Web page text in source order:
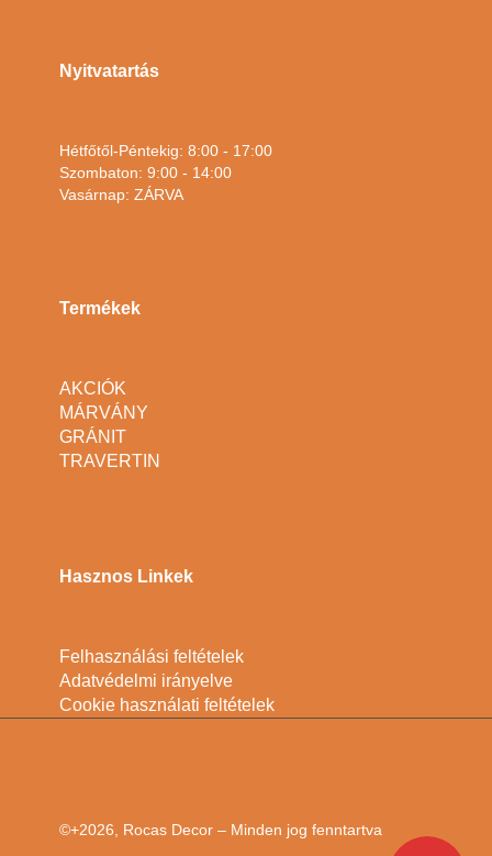
Nyitvatartás
Hétfőtől-Péntekig: 8:00 - 17:00
Szombaton: 9:00 - 14:00
Vasárnap: ZÁRVA
Termékek
AKCIÓK
MÁRVÁNY
GRÁNIT
TRAVERTIN
Hasznos Linkek
Felhasználási feltételek
Adatvédelmi irányelve
Cookie használati feltételek
©+2026, Rocas Decor – Minden jog fenntartva